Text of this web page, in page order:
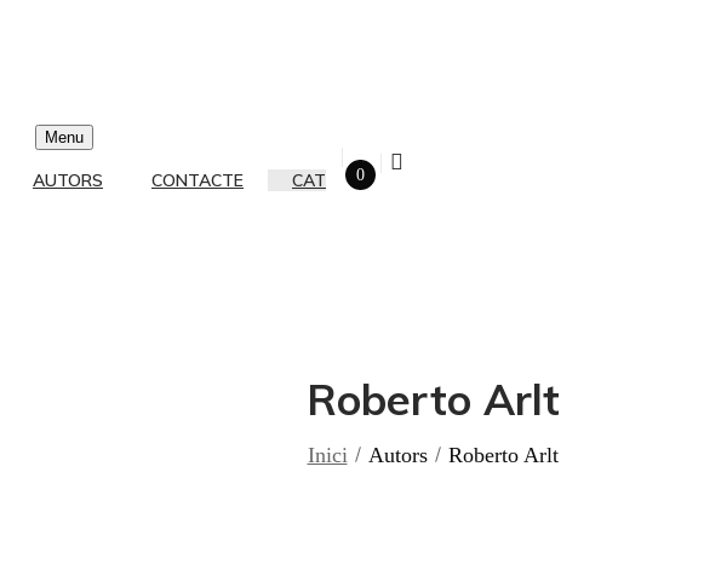
Menu
AUTORS CONTACTE CAT 0
Roberto Arlt
Inici Autors Roberto Arlt